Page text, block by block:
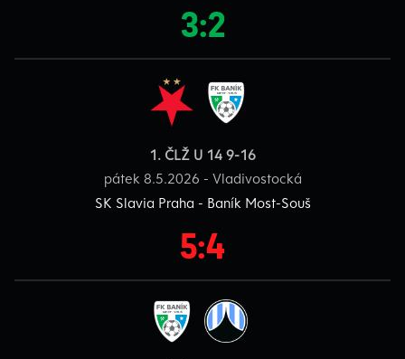
3:2
1. ČLŽ U 14 9-16
pátek 8.5.2026 - Vladivostocká
SK Slavia Praha - Baník Most-Souš
5:4